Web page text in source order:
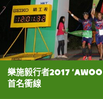
樂施毅行者2017
首名衝線